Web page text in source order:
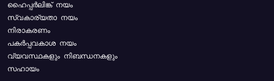
ഹൈപ്പർലിങ്ക് നയം
സ്വകാര്യതാ നയം
നിരാകരണം
പകർപ്പവകാശ നയം
വ്യവസ്ഥകളും നിബന്ധനകളും
സഹായം